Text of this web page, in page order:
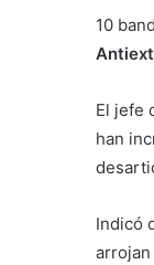
10
El jefe
han
Indicó